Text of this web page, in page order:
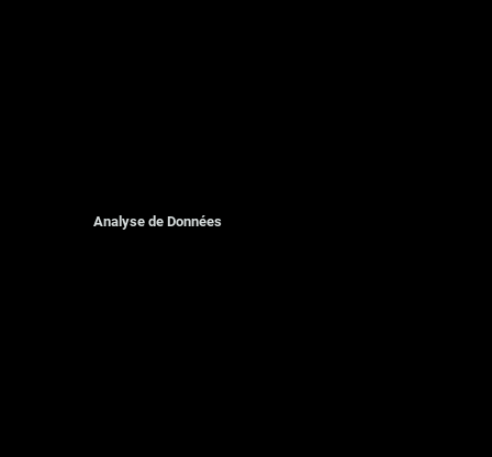
Analyse de Données